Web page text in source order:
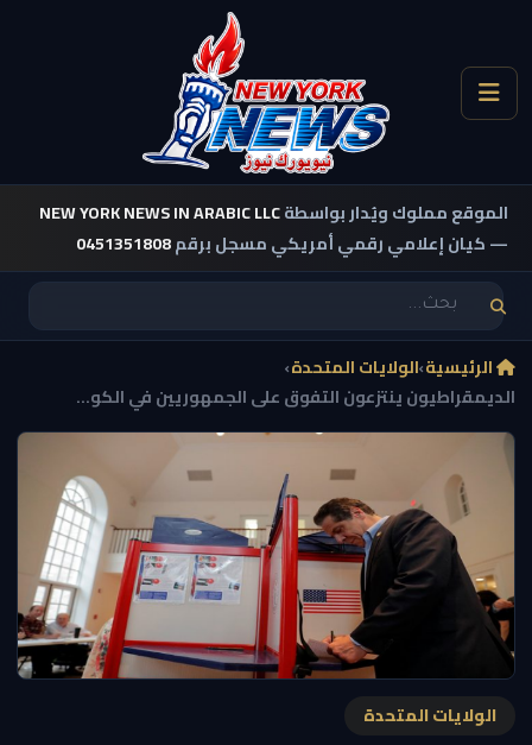
الموقع مملوك ويُدار بواسطةNEW YORK NEWS IN ARABIC LLC
— كيان إعلامي رقمي أمريكي مسجل برقم0451351808
الرئيسية›الولايات المتحدة›
الديمقراطيون ينتزعون التفوق على الجمهوريين في الكو...
الولايات المتحدة